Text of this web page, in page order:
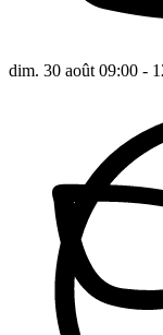
dim. 30 août 09:00 -